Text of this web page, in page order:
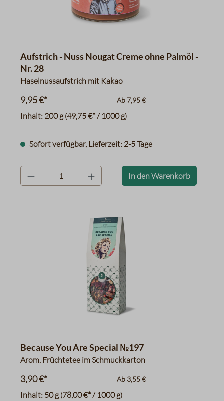
Aufstrich - Nuss Nougat Creme ohne Palmöl -
Nr. 28
Haselnussaufstrich mit Kakao
Inhalt: 200 g(49,75 €* / 1000 g)
9,95 €* Ab 7,95 €
Sofort verfügbar, Lieferzeit: 2-5 Tage
product.quantityLabel In den Warenkorb
Because You Are Special №197
Arom. Früchtetee im Schmuckkarton
Inhalt: 50 g(78,00 €* / 1000 g)
3,90 €* Ab 3,55 €